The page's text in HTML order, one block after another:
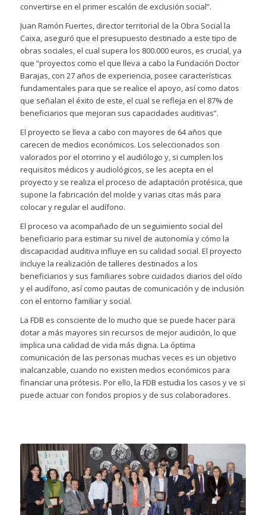
convertirse en el primer escalón de exclusión social”.
Juan Ramón Fuertes, director territorial de la Obra Social la
Caixa, aseguró que el presupuesto destinado a este tipo de
obras sociales, el cual supera los 800.000 euros, es crucial, ya
que “proyectos como el que lleva a cabo la Fundación Doctor
Barajas, con 27 años de experiencia, posee características
fundamentales para que se realice el apoyo, así como datos
que señalan el éxito de este, el cual se refleja en el 87% de
beneficiarios que mejoran sus capacidades auditivas”.
El proyecto se lleva a cabo con mayores de 64 años que
carecen de medios económicos. Los seleccionados son
valorados por el otorrino y el audiólogo y, si cumplen los
requisitos médicos y audiológicos, se les acepta en el
proyecto y se realiza el proceso de adaptación protésica, que
supone la fabricación del molde y varias citas más para
colocar y regular el audífono.
El proceso va acompañado de un seguimiento social del
beneficiario para estimar su nivel de autonomía y cómo la
discapacidad auditiva influye en su calidad social. El proyecto
incluye la realización de talleres destinados a los
beneficiarios y sus familiares sobre cuidados diarios del oído
y el audífono, así como pautas de comunicación y de inclusión
con el entorno familiar y social.
La FDB es consciente de lo mucho que se puede hacer para
dotar a más mayores sin recursos de mejor audición, lo que
implica una calidad de vida más digna. La óptima
comunicación de las personas muchas veces es un objetivo
inalcanzable, cuando no existen medios económicos para
financiar una prótesis. Por ello, la FDB estudia los casos y ve si
puede actuar con fondos propios y de sus colaboradores.